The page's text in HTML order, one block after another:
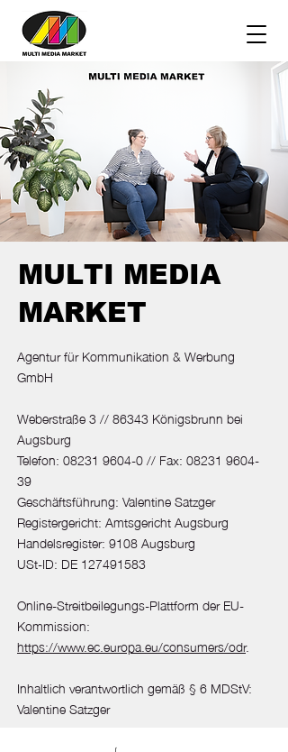
MULTI MEDIA
MARKET
Agentur für Kommunikation & Werbung
GmbH
Weberstraße 3 // 86343 Königsbrunn bei
Augsburg
Telefon:08231 9604-0// Fax:08231 9604-
39
Geschäftsführung: Valentine Satzger
Registergericht: Amtsgericht Augsburg
Handelsregister: 9108 Augsburg
USt-ID: DE 127491583
Online-Streitbeilegungs-Plattform der EU-
Kommission:
https://www.ec.europa.eu/consumers/odr.
Inhaltlich verantwortlich gemäß § 6 MDStV:
Valentine Satzger